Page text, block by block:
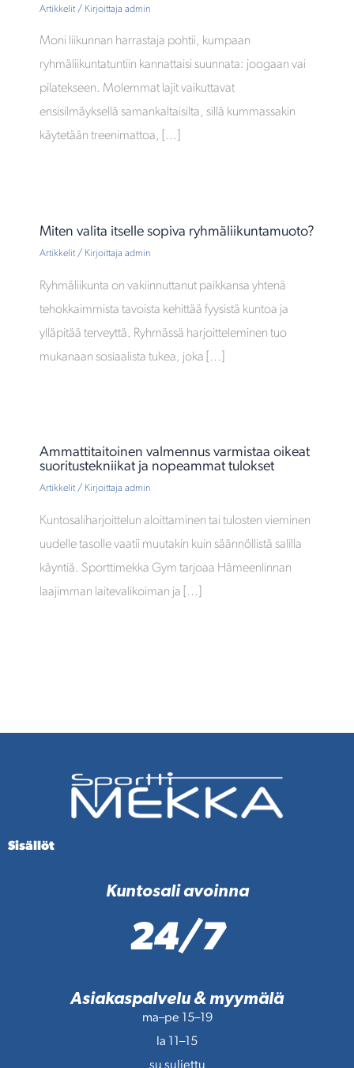
Artikkelit/ Kirjoittaja admin
Moni liikunnan harrastaja pohtii, kumpaan
ryhmäliikuntatuntiin kannattaisi suunnata: joogaan vai
pilatekseen. Molemmat lajit vaikuttavat
ensisilmäyksellä samankaltaisilta, sillä kummassakin
käytetään treenimattoa, […]
Miten valita itselle sopiva ryhmäliikuntamuoto?
Artikkelit/ Kirjoittaja admin
Ryhmäliikunta on vakiinnuttanut paikkansa yhtenä
tehokkaimmista tavoista kehittää fyysistä kuntoa ja
ylläpitää terveyttä. Ryhmässä harjoitteleminen tuo
mukanaan sosiaalista tukea, joka […]
Ammattitaitoinen valmennus varmistaa oikeat
suoritustekniikat ja nopeammat tulokset
Artikkelit/ Kirjoittaja admin
Kuntosaliharjoittelun aloittaminen tai tulosten vieminen
uudelle tasolle vaatii muutakin kuin säännöllistä salilla
käyntiä. Sporttimekka Gym tarjoaa Hämeenlinnan
laajimman laitevalikoiman ja […]
Sisällöt
Kuntosali avoinna
24/7
Asiakaspalvelu & myymälä
ma–pe 15–19
la 11–15